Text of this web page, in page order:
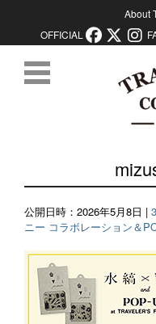
About
OFFICIAL
公開日時： 2026年5月8日 |
ニー コラボレーション＆